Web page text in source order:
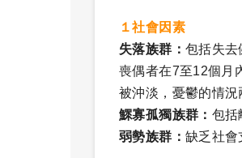
１社會因素
失落族群： 包括失去
喪偶者在7至12個月
被沖淡，憂鬱的情況
鰥寡孤獨族群： 包括
弱勢族群： 缺乏社會